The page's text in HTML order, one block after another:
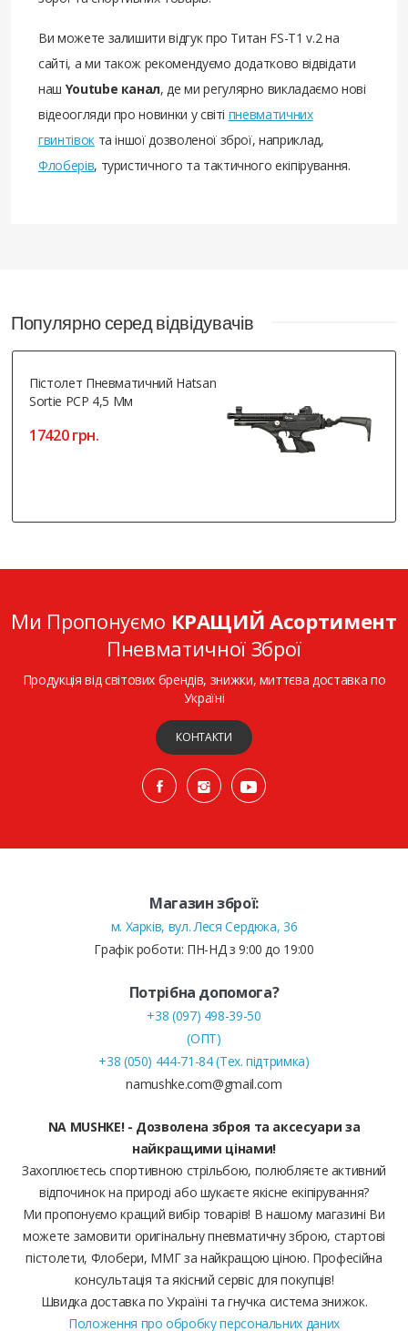
Ви можете залишити відгук про Титан FS-T1 v.2 на
сайті, а ми також рекомендуємо додатково відвідати
наш Youtube канал, де ми регулярно викладаємо нові
відеоогляди про новинки у світі пневматичних
гвинтівокта іншої дозволеної зброї, наприклад,
Флоберів, туристичного та тактичного екіпірування.
Популярно серед відвідувачів
Пістолет Пневматичний Hatsan
Sortie PCP 4,5 Мм
17420 грн.
Ми Пропонуємо КРАЩИЙ Асортимент
Пневматичної Зброї
Продукція від світових брендів, знижки, миттєва доставка по
Україні
КОНТАКТИ
Магазин зброї:
м. Харків, вул. Леся Сердюка, 36
Графік роботи: ПН-НД з 9:00 до 19:00
Потрібна допомога?
+38 (097) 498-39-50
(ОПТ)
+38 (050) 444-71-84 (Тех. підтримка)
namushke.com@gmail.com
NA MUSHKE! - Дозволена зброя та аксесуари за
найкращими цінами!
Захоплюєтесь спортивною стрільбою, полюбляєте активний
відпочинок на природі або шукаєте якісне екіпірування?
Ми пропонуємо кращий вибір товарів! В нашому магазині Ви
можете замовити оригінальну пневматичну зброю, стартові
пістолети, Флобери, ММГ за найкращою ціною. Професійна
консультація та якісний сервіс для покупців!
Швидка доставка по Україні та гнучка система знижок.
Положення про обробку персональних даних